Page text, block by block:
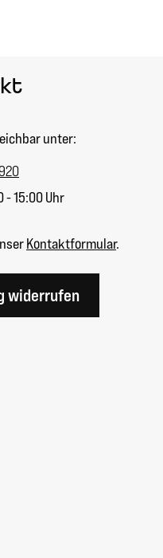
unter:
- 15:00 Uhr
Kontaktformular.
widerrufen